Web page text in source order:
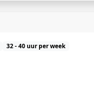
32 - 40 uur per week